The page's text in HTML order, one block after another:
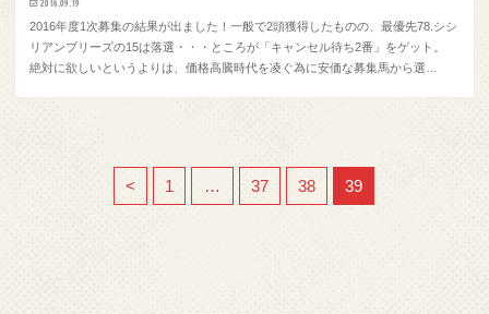
2016.09.19
2016年度1次募集の結果が出ました！一般で2頭獲得したものの、最優先78.シシ
リアンブリーズの15は落選・・・ところが「キャンセル待ち2番」をゲット。
絶対に欲しいというよりは、価格高騰時代を凌ぐ為に安価な募集馬から選…
< 1 … 37 38 39